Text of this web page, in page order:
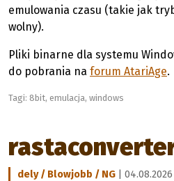
emulowania czasu (takie jak
wolny).
Pliki binarne dla systemu
do pobrania na forum AtariAge.
Tagi: 8bit, emulacja, windows
dely / Blowjobb / NG |